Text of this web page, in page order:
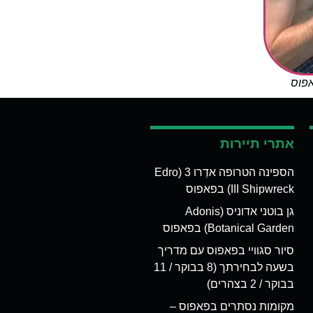
אתרי תיירות
הספינה הטרופה אדְרו 3 (Edro
III Shipwreck) בפאפוס
גן בוטני אדוניס (Adonis
Botanical Garden) בפאפוס
סיור סגוויי בפאפוס עם מדריך
בשעה לבחירתך (8 בבוקר / 11
בבוקר / 2 בצהרים)
מקומות נסתרים בפאפוס –